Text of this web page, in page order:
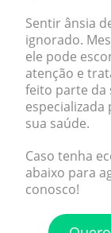
Sentir ânsia
ignorado.
ele pode
atenção e
feito parte da
especializada
sua saúde.
Caso tenha
abaixo para
conosco!